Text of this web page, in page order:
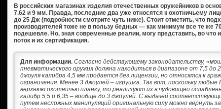
В российских магазинах изделия отечественных оружейников в
7.62 и 9 мм. Правда, последние два уже относятся к охотничьему
до 25 Дж (подробности смотрите чуть ниже). Стоит отметить, что
производителей тоже не в пользу бедных — как минимум все те же
подешевле. Но, зная современные реалии, могу представить, во что
поток и их сертификация.
Для информации. Согласно действующему законодательству,
пневматического оружия должна находиться в диапазоне от 7,5 до
джоуля калибра 4,5 мм продается без лицензии, но относятся к
ограничения. Менее 3 джоулей – игрушка. Так вот, поскольку
верхнюю охотничью планку, то реализуют их в чудовищно
калибр 5,5 и 6,35 – вообще до 3 джоулей. С выдачей
путем несложных манипуляций оригинальную силу можно вернуть